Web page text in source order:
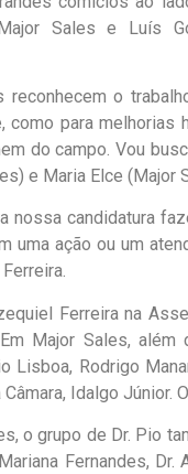
Sales e Luís
reconhecem o
como para
do campo. Vou
e Maria Elce (Major
nossa candidatura
uma ação ou um
Ferreira na
Major Sales,
Lisboa, Rodrigo
Idalgo Júnior.
o grupo de Dr. Pio
Fernandes, Dr.